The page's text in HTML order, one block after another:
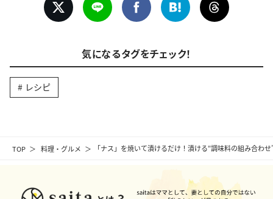
TOP 料理・グルメ 「ナス」を焼いて漬けるだけ！漬ける“調味料の組み合わ
気になるタグをチェック！
レシピ